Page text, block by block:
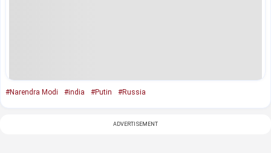
#Narendra Modi #india #Putin #Russia
ADVERTISEMENT